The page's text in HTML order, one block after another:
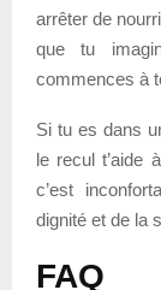
arrêter de
que tu
commences à
Si tu es dans
le recul t’aide
c’est
dignité et de la
FAQ